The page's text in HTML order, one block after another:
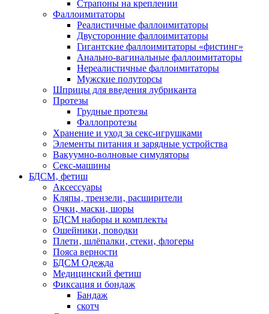
Страпоны на креплении
Фаллоимитаторы
Реалистичные фаллоимитаторы
Двусторонние фаллоимитаторы
Гигантские фаллоимитаторы «фистинг»
Анально-вагинальные фаллоимитаторы
Нереалистичные фаллоимитаторы
Мужские полуторсы
Шприцы для введения лубриканта
Протезы
Грудные протезы
Фаллопротезы
Хранение и уход за секс-игрушками
Элементы питания и зарядные устройства
Вакуумно-волновые симуляторы
Секс-машины
БДСМ‚ фетиш
Аксессуары
Кляпы‚ трензели‚ расширители
Очки‚ маски‚ шоры
БДСМ наборы и комплекты
Ошейники‚ поводки
Плети‚ шлёпалки‚ стеки‚ флогеры
Пояса верности
БДСМ Одежда
Медицинский фетиш
Фиксация и бондаж
Бандаж
скотч